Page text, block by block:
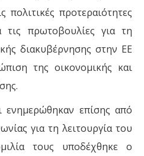
πολιτικές προτεραιότητες
πρωτοβουλίες για τη
διακυβέρνησης στην ΕΕ
της οικονομικής και
ενημερώθηκαν επίσης από
για τη λειτουργία του
τους υποδέχθηκε ο